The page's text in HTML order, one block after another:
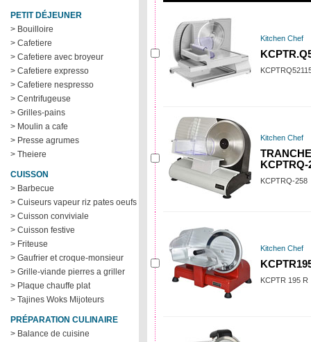
PETIT DÉJEUNER
> Bouilloire
> Cafetiere
> Cafetiere avec broyeur
> Cafetiere expresso
> Cafetiere nespresso
> Centrifugeuse
> Grilles-pains
> Moulin a cafe
> Presse agrumes
> Theiere
CUISSON
> Barbecue
> Cuiseurs vapeur riz pates oeufs
> Cuisson conviviale
> Cuisson festive
> Friteuse
> Gaufrier et croque-monsieur
> Grille-viande pierres a griller
> Plaque chauffe plat
> Tajines Woks Mijoteurs
PRÉPARATION CULINAIRE
> Balance de cuisine
Kitchen Chef
Kitchen Chef
KCPTRQ-
KCPTRQ-258
Kitchen Chef
KCPTR 195 R